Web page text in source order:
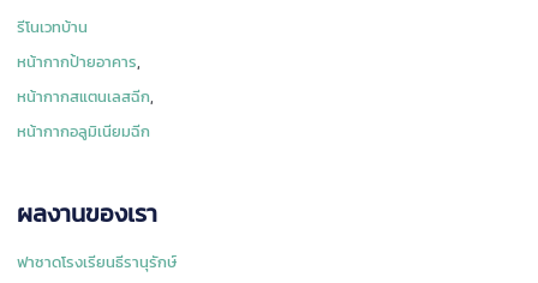
รีโนเวทบ้าน
หน้ากากป้ายอาคาร,
หน้ากากสแตนเลสฉีก,
หน้ากากอลูมิเนียมฉีก
ผลงานของเรา
ฟาซาดโรงเรียนธีรานุรักษ์